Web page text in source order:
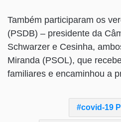
Também participaram os
(PSDB) – presidente da
Schwarzer e Cesinha,
Miranda (PSOL), que
familiares e encaminhou a
covid-19